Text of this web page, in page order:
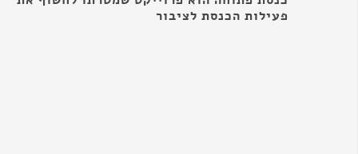
פעילות הכנסת לציבור